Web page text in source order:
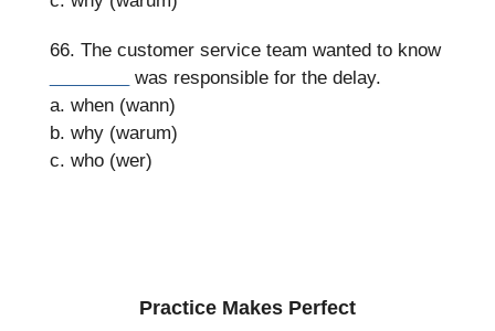
66. The customer service team wanted to know
was responsible for the delay.
a. when (wann)
b. why (warum)
c. who (wer)
Practice Makes Perfect